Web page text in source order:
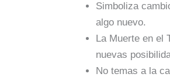
Simboliza
algo nuevo.
La Muerte en el
nuevas
No temas a la